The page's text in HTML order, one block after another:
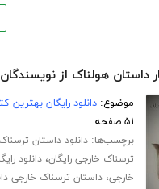
داستان هولناک از
موضوع:دانلود رایگان بهترین
۵۱ صفحه
برچسب‌ها:دانلود داستان
ترسناک خارجی رایگان،دانلود
خارجی،داستان ترسناک خارجی